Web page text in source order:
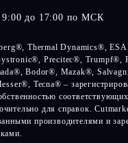
до 17:00 по МСК
Thermal Dynamics®,
Precitec®, Trumpf®,
Bodor®, Mazak®,
Tecna® –
для справок.
производителями и